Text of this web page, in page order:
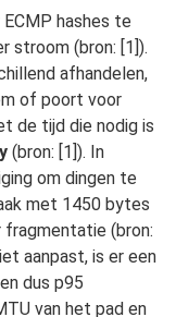
hashes te
stroom (bron: [1]).
afhandelen,
of poort voor
de tijd die nodig is
(bron: [1]). In
om dingen te
met 1450 bytes
(bron:
aanpast, is er een
dus p95
van het pad en